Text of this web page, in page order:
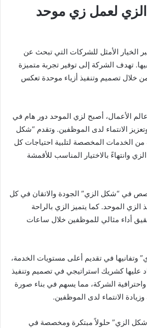
لعمل زي موحد
الخيار الأمثل للشركات التي تبحث عن
تهدف الشركة إلى توفير تجربة متميزة
تصميم وتنفيذ أزياء موحدة تعكس
الأعمال، أصبح لزي الموحد دور هام في
الانتماء لدى الموظفين. وتقدم “شكل
الخدمات المخصصة لتلبية احتياجات كل
وانتهاءً بالاختيار المناسب للأقمشة
في “شكل الزي” الجودة والاتقان في كل
الموحد. كما يتميز الزي بالراحة
أداء مثالي للموظفين خلال ساعات
في تقديم أعلى مستويات الخدمة،
عليها كشريك استراتيجي في تصميم وتنفيذ
الشركة، مما يسهم في بناء صورة
وزيادة الانتماء لدى الموظفين.
الزي” حلولاً مبتكرة ومخصصة في